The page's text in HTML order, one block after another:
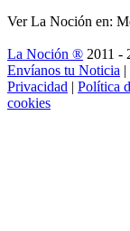
Ver La Noción en:
La Noción ® 2011 -
Envíanos tu Noticia |
Privacidad | Política
cookies